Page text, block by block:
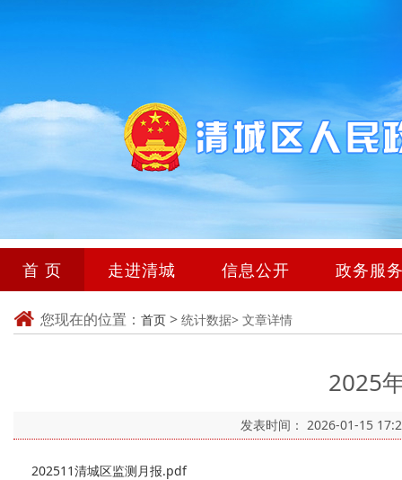
首 页 走进清城 信息公开 政务服
您现在的位置： 首页 > 统计数据> 文章详情
2025
发表时间： 2026-01-15
202511清城区监测月报.pdf